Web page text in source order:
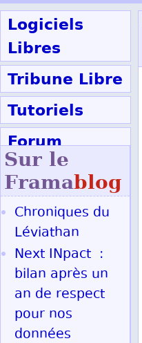
Logiciels
Libres
Tribune Libre
Tutoriels
Forum
Participer
Sur le
Framablog
Chroniques du
Léviathan
Next INpact :
bilan après un
an de respect
pour nos
données